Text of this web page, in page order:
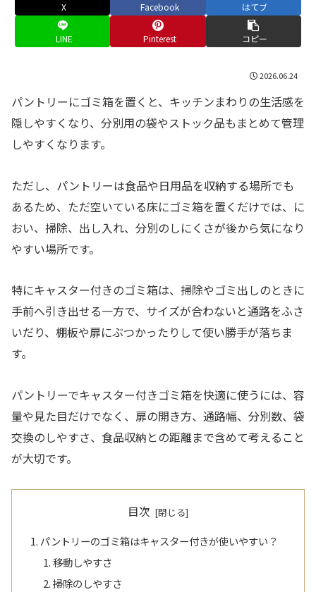
X Facebook はてブ
LINE Pinterest コピー
2026.06.24
パントリーにゴミ箱を置くと、キッチンまわりの生活感を
隠しやすくなり、分別用の袋やストック品もまとめて管理
しやすくなります。
ただし、パントリーは食品や日用品を収納する場所でも
あるため、ただ空いている床にゴミ箱を置くだけでは、に
おい、掃除、出し入れ、分別のしにくさが後から気になり
やすい場所です。
特にキャスター付きのゴミ箱は、掃除やゴミ出しのときに
手前へ引き出せる一方で、サイズが合わないと通路をふさ
いだり、棚板や扉にぶつかったりして使い勝手が落ちま
す。
パントリーでキャスター付きゴミ箱を快適に使うには、容
量や見た目だけでなく、扉の開き方、通路幅、分別数、袋
交換のしやすさ、食品収納との距離まで含めて考えること
が大切です。
目次
パントリーのゴミ箱はキャスター付きが使いやすい？
移動しやすさ
掃除のしやすさ